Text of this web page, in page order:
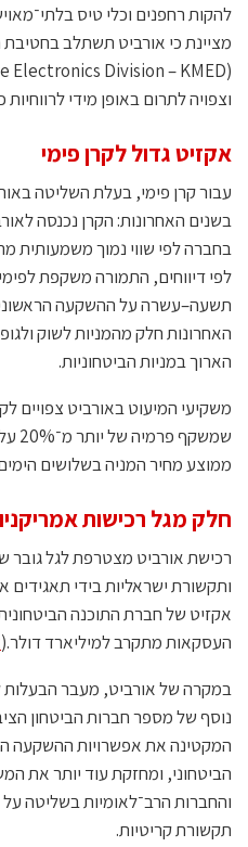
להקות רחפנים וכלי טיס
מציינת כי אורביט תשתלב
וצפויה לתרום באופן מידי
אקזיט גדול לקרן פימי
עבור קרן פימי, בעלת השליטה
בחברה לפי שווי נמוך משמעותית
לפי דיווחים, התמורה משקפת
תשעה–עשרה על ההשקעה
האחרונות חלק מהמניות לשוק
הארוך במניות הביטחוניות.
ממוצע מחיר המניה בשלושים
חלק מגל רכישות
רכישת אורביט מצטרפת לגל גובר
ותקשורת ישראליות בידי תאגידים
העסקאות מתקרב למיליארד דולר.(
במקרה של אורביט, מעבר הבעלות
נוסף של מספר חברות הביטחון
המקטינה את אפשרויות ההשקעה
הביטחוני, ומחזקת עוד יותר את
והחברות הרב־לאומיות בשליטה על
תקשורת קריטיות.